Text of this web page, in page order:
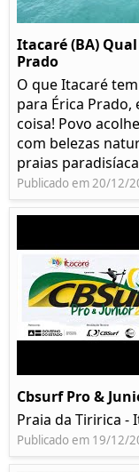
Itacaré (BA)
Prado​
O que Itacaré
para Érica
coisa!​ Povo
com belezas
praias
Publicado em 20/12/
Cbsurf Pro &
Praia da Tiririca -
Publicado em 19/12/